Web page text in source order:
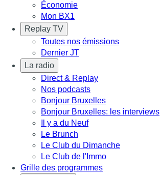
Économie
Mon BX1
Replay TV
Toutes nos émissions
Dernier JT
La radio
Direct & Replay
Nos podcasts
Bonjour Bruxelles
Bonjour Bruxelles: les interviews
Il y a du Neuf
Le Brunch
Le Club du Dimanche
Le Club de l'Immo
Grille des programmes